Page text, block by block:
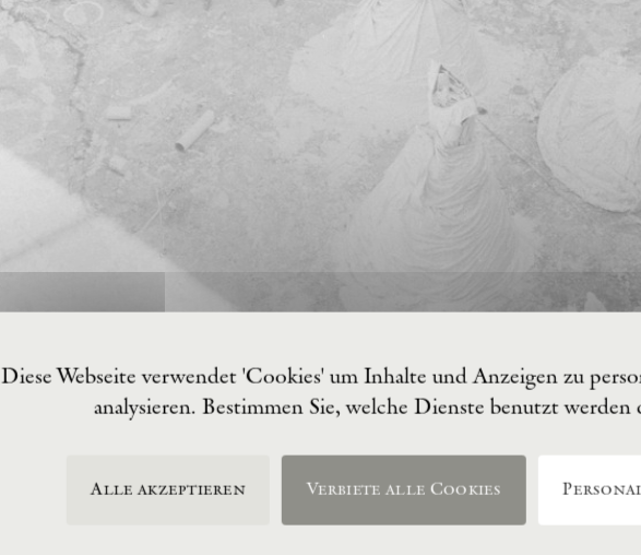
Diese Webseite verwendet 'Cookies' um Inhalte und Anzeigen zu
analysieren. Bestimmen Sie, welche Dienste benutzt werden
Alle akzeptieren Verbiete alle Cookies